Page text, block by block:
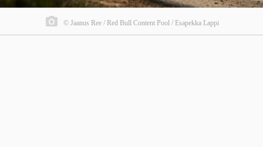
© Jaanus Ree / Red Bull Content Pool / Esapekka Lappi